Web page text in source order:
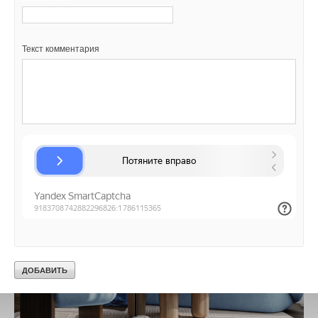
Текст комментария